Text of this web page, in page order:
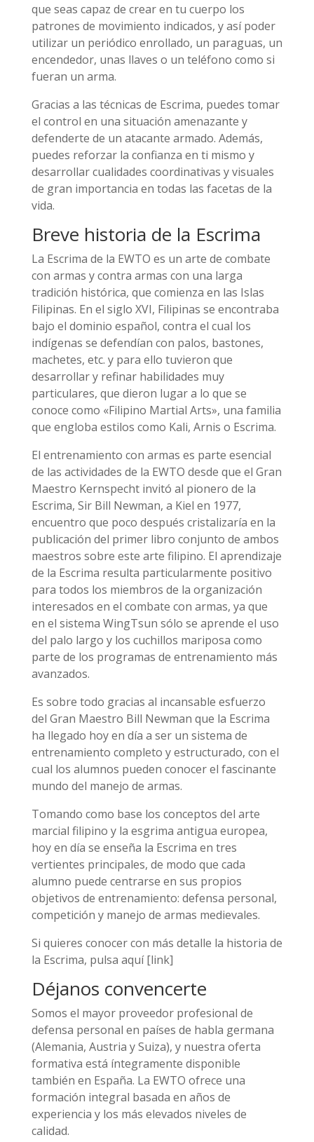
que seas capaz de crear en tu cuerpo los
patrones de movimiento indicados, y así poder
utilizar un periódico enrollado, un paraguas, un
encendedor, unas llaves o un teléfono como si
fueran un arma.
Gracias a las técnicas de Escrima, puedes tomar
el control en una situación amenazante y
defenderte de un atacante armado. Además,
puedes reforzar la confianza en ti mismo y
desarrollar cualidades coordinativas y visuales
de gran importancia en todas las facetas de la
vida.
Breve historia de la Escrima
La Escrima de la EWTO es un arte de combate
con armas y contra armas con una larga
tradición histórica, que comienza en las Islas
Filipinas. En el siglo XVI, Filipinas se encontraba
bajo el dominio español, contra el cual los
indígenas se defendían con palos, bastones,
machetes, etc. y para ello tuvieron que
desarrollar y refinar habilidades muy
particulares, que dieron lugar a lo que se
conoce como «Filipino Martial Arts», una familia
que engloba estilos como Kali, Arnis o Escrima.
El entrenamiento con armas es parte esencial
de las actividades de la EWTO desde que el Gran
Maestro Kernspecht invitó al pionero de la
Escrima, Sir Bill Newman, a Kiel en 1977,
encuentro que poco después cristalizaría en la
publicación del primer libro conjunto de ambos
maestros sobre este arte filipino. El aprendizaje
de la Escrima resulta particularmente positivo
para todos los miembros de la organización
interesados en el combate con armas, ya que
en el sistema WingTsun sólo se aprende el uso
del palo largo y los cuchillos mariposa como
parte de los programas de entrenamiento más
avanzados.
Es sobre todo gracias al incansable esfuerzo
del Gran Maestro Bill Newman que la Escrima
ha llegado hoy en día a ser un sistema de
entrenamiento completo y estructurado, con el
cual los alumnos pueden conocer el fascinante
mundo del manejo de armas.
Tomando como base los conceptos del arte
marcial filipino y la esgrima antigua europea,
hoy en día se enseña la Escrima en tres
vertientes principales, de modo que cada
alumno puede centrarse en sus propios
objetivos de entrenamiento: defensa personal,
competición y manejo de armas medievales.
Si quieres conocer con más detalle la historia de
la Escrima, pulsa aquí [link]
Déjanos convencerte
Somos el mayor proveedor profesional de
defensa personal en países de habla germana
(Alemania, Austria y Suiza), y nuestra oferta
formativa está íntegramente disponible
también en España. La EWTO ofrece una
formación integral basada en años de
experiencia y los más elevados niveles de
calidad.